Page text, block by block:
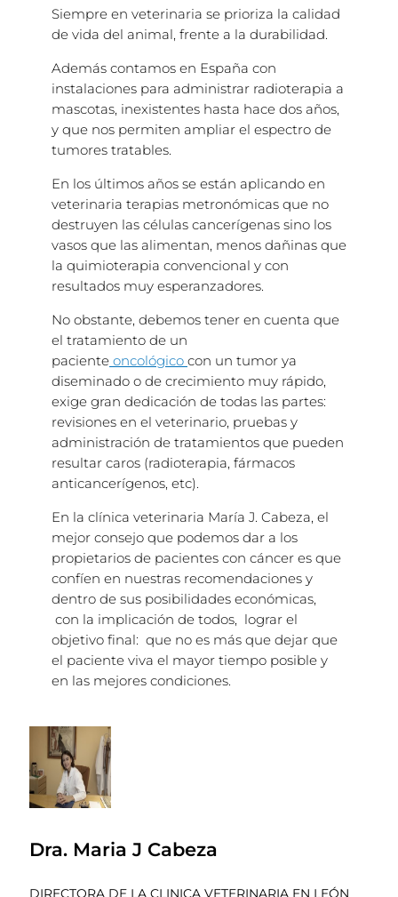
Siempre en veterinaria se prioriza la calidad
de vida del animal, frente a la durabilidad.
Además contamos en España con
instalaciones para administrar radioterapia a
mascotas, inexistentes hasta hace dos años,
y que nos permiten ampliar el espectro de
tumores tratables.
En los últimos años se están aplicando en
veterinaria terapias metronómicas que no
destruyen las células cancerígenas sino los
vasos que las alimentan, menos dañinas que
la quimioterapia convencional y con
resultados muy esperanzadores.
No obstante, debemos tener en cuenta que
el tratamiento de un
paciente oncológico con un tumor ya
diseminado o de crecimiento muy rápido,
exige gran dedicación de todas las partes:
revisiones en el veterinario, pruebas y
administración de tratamientos que pueden
resultar caros (radioterapia, fármacos
anticancerígenos, etc).
En la clínica veterinaria María J. Cabeza, el
mejor consejo que podemos dar a los
propietarios de pacientes con cáncer es que
confíen en nuestras recomendaciones y
dentro de sus posibilidades económicas,
con la implicación de todos, lograr el
objetivo final: que no es más que dejar que
el paciente viva el mayor tiempo posible y
en las mejores condiciones.
Dra. Maria J Cabeza
DIRECTORA DE LA CLINICA VETERINARIA EN LEÓN